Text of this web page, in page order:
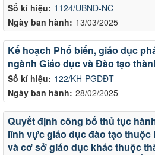
Số kí hiệu: 1124/UBND-NC
Ngày ban hành: 13/03/2025
Số kí hiệu: 122/KH-PGDĐT
Ngày ban hành: 28/02/2025
Kế hoạch Phổ biến, giáo dục
ngành Giáo dục và Đào tạo
Quyết định công bố thủ tục
lĩnh vực giáo dục đào tạo thuộc
và cơ sở giáo dục khác thuộc